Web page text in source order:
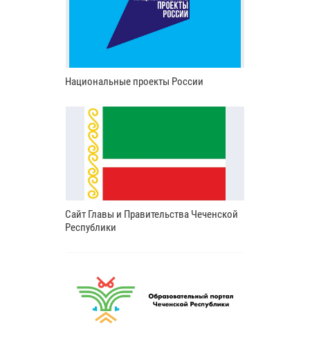
Национальные проекты России
Сайт Главы и Правительства Чеченской
Республики